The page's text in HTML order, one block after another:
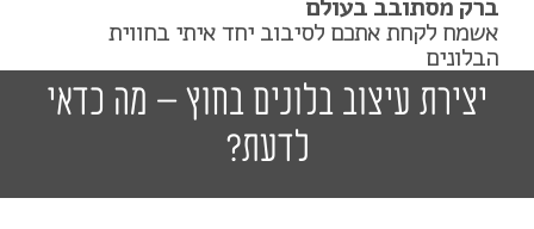
ברק מסתובב בעולם
אשמח לקחת אתכם לסיבוב יחד איתי בחווית
הבלונים
יצירת עיצוב בלונים בחוץ – מה כדאי
לדעת?